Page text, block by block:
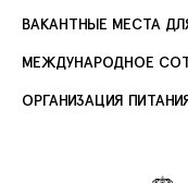
ВАКАНТНЫЕ МЕСТА
МЕЖДУНАРОДНОЕ
ОРГАНИЗАЦИЯ